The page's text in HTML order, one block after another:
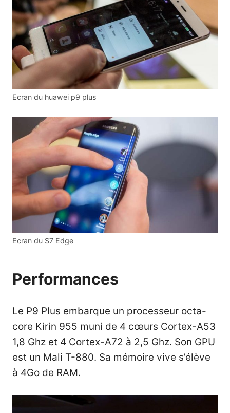
Ecran du huawei p9 plus
Ecran du S7 Edge
Performances
Le P9 Plus embarque un processeur octa-
core Kirin 955 muni de 4 cœurs Cortex-A53
1,8 Ghz et 4 Cortex-A72 à 2,5 Ghz. Son GPU
est un Mali T-880. Sa mémoire vive s’élève
à 4Go de RAM.